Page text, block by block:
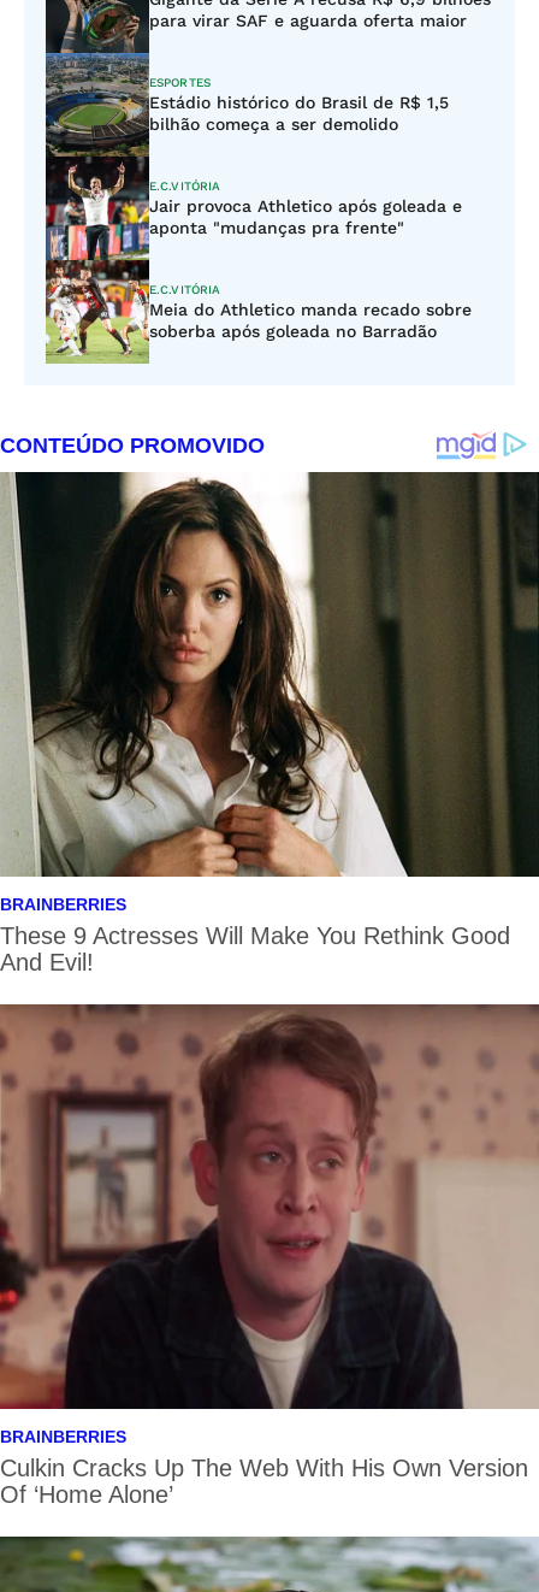
para virar SAF e aguarda oferta maior
ESPORTES
Estádio histórico do Brasil de R$ 1,5
bilhão começa a ser demolido
E.C.VITÓRIA
Jair provoca Athletico após goleada e
aponta "mudanças pra frente"
E.C.VITÓRIA
Meia do Athletico manda recado sobre
soberba após goleada no Barradão